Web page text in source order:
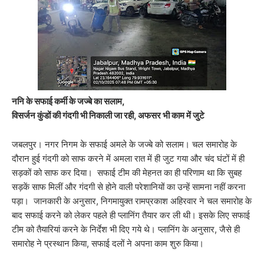
ननि के सफाई कर्मी के जज्बे का सलाम,
विसर्जन कुंडों की गंदगी भी निकाली जा रही, अफसर भी काम में जुटे
जबलपुर। नगर निगम के सफाई अमले के जज्बे को सलाम। चल समारोह के
दौरान हुई गंदगी को साफ करने में अमला रात में ही जुट गया और चंद घंटों में ही
सड़कों को साफ कर दिया। सफाई टीम की मेहनत का ही परिणाम था कि सुबह
सड़कें साफ मिलीं और गंदगी से होने वाली परेशानियों का उन्हें सामना नहीं करना
पड़ा। जानकारी के अनुसार, निगमायुक्त रामप्रकाश अहिरवार ने चल समारोह के
बाद सफाई करने को लेकर पहले ही प्लानिंग तैयार कर ली थी। इसके लिए सफाई
टीम को तैयारियां करने के निर्देश भी दिए गये थे। प्लानिंग के अनुसार, जैसे ही
समारोह ने प्रस्थान किया, सफाई दलों ने अपना काम शुरु किया।